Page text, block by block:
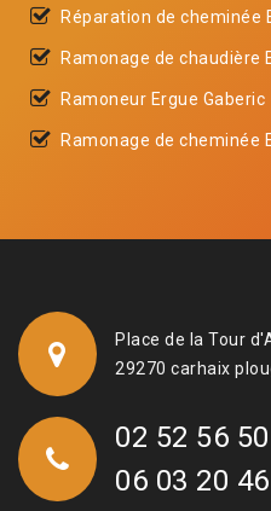
Réparation de cheminée
Ramonage de chaudière
Ramoneur Ergue Gaberic
Ramonage de cheminée
Place de la Tour
29270 carhaix
02 52 56
06 03 20